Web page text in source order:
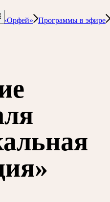
«Орфей»
Программы в эфире